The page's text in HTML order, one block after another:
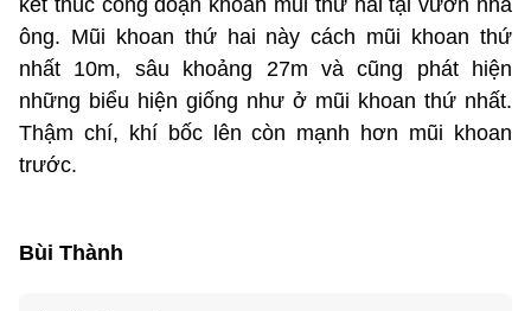
ông. Mũi khoan thứ hai này cách mũi khoan thứ
nhất 10m, sâu khoảng 27m và cũng phát hiện
những biểu hiện giống như ở mũi khoan thứ nhất.
Thậm chí, khí bốc lên còn mạnh hơn mũi khoan
trước.
Bùi Thành